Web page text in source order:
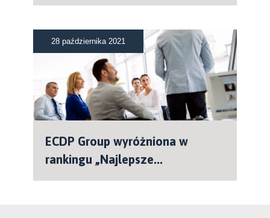
28 października 2021
ECDP Group wyróżniona w
rankingu „Najlepsze...